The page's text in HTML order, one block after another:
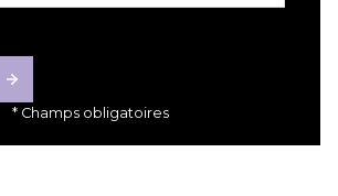
* Champs obligatoires